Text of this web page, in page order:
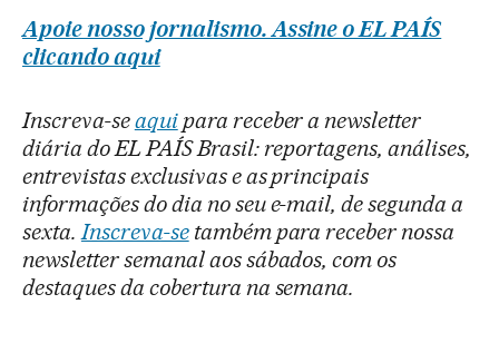
Apoie nosso jornalismo. Assine o EL PAÍS
clicando aqui
Inscreva-seaquipara receber a newsletter
diária do EL PAÍS Brasil: reportagens, análises,
entrevistas exclusivas e as principais
informações do dia no seu e-mail, de segunda a
sexta.Inscreva-setambém para receber nossa
newsletter semanal aos sábados, com os
destaques da cobertura na semana.